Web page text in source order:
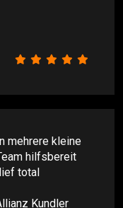
mehrere kleine
hilfsbereit
total
Kundler